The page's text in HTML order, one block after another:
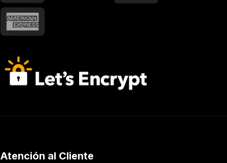
Atención al Cliente